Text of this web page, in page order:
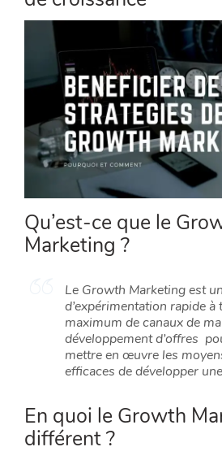
Qu’est-ce que le
Marketing ?
​Le Growth Marketing est
d’expérimentation rapide à
maximum de canaux de
développement d’offres
mettre en œuvre les
efficaces de développer
​En quoi le Growth
différent ?